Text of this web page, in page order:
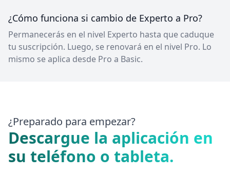
¿Cómo funciona si cambio de Experto a Pro?
Permanecerás en el nivel Experto hasta que caduque
tu suscripción. Luego, se renovará en el nivel Pro. Lo
mismo se aplica desde Pro a Basic.
¿Preparado para empezar?
Descargue la aplicación en
su teléfono o tableta.